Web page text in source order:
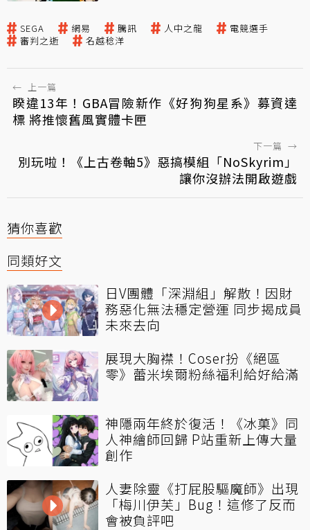
SEGA 網易 騰訊 人中之龍
電競選手
審判之逝
名越稔洋
← 上一篇
睽違13年！GBA冒險新作《好狗狗星系》募資達
標 將推懷舊風實體卡匣
下一篇 →
別玩啦！《上古卷軸5》惡搞模組「NoSkyrim」
讓你沒辦法開啟遊戲
猜你喜歡
同類好文
日V團體「深淵組」解散！因財
務惡化無法穩定營運 同步揭成員
未來去向
展現大胸襟！Coser扮《絕區
零》蕾米埃爾粉絲福利給好給滿
神隱兩年終於復活！《冰菓》同
人神繪師回歸 P站重新上傳大量
創作
人妻除靈《打屁股驅魔師》出現
「梅川伊芙」Bug！這修了反而
會被負評吧